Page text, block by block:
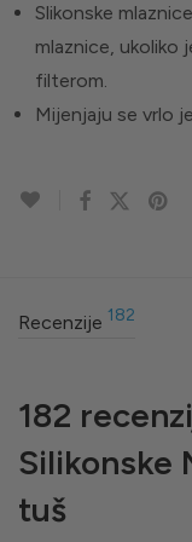
Slikonske
mlaznice, ukoliko
filterom.
Mijenjaju se vrlo
Recenzije 182
182
Silikonske
tuš